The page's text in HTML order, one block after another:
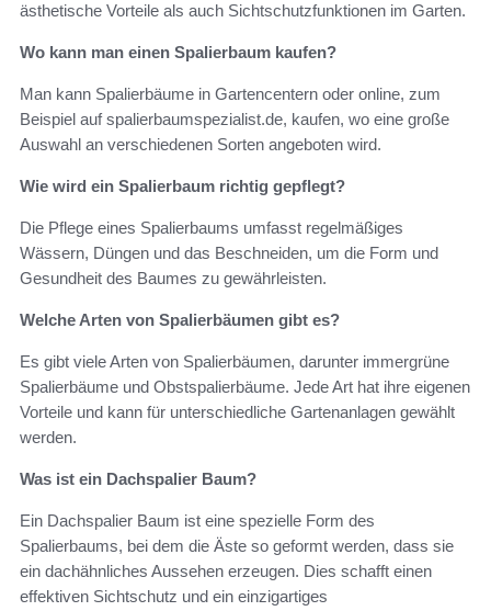
ästhetische Vorteile als auch Sichtschutzfunktionen im Garten.
Wo kann man einen Spalierbaum kaufen?
Man kann Spalierbäume in Gartencentern oder online, zum
Beispiel auf spalierbaumspezialist.de, kaufen, wo eine große
Auswahl an verschiedenen Sorten angeboten wird.
Wie wird ein Spalierbaum richtig gepflegt?
Die Pflege eines Spalierbaums umfasst regelmäßiges
Wässern, Düngen und das Beschneiden, um die Form und
Gesundheit des Baumes zu gewährleisten.
Welche Arten von Spalierbäumen gibt es?
Es gibt viele Arten von Spalierbäumen, darunter immergrüne
Spalierbäume und Obstspalierbäume. Jede Art hat ihre eigenen
Vorteile und kann für unterschiedliche Gartenanlagen gewählt
werden.
Was ist ein Dachspalier Baum?
Ein Dachspalier Baum ist eine spezielle Form des
Spalierbaums, bei dem die Äste so geformt werden, dass sie
ein dachähnliches Aussehen erzeugen. Dies schafft einen
effektiven Sichtschutz und ein einzigartiges